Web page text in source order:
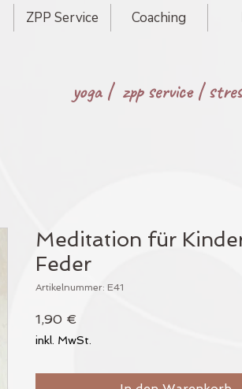
ZPP Service Coaching
yoga | zpp service|
Meditation für
Feder
Artikelnummer: E41
1,90 €
inkl. MwSt.